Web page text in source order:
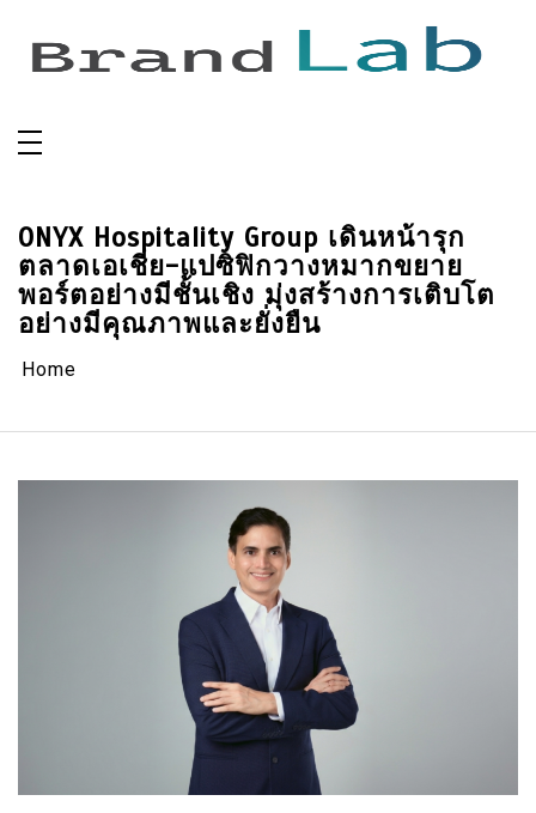
content
ONYX Hospitality Group เดินหน้ารุก
ตลาดเอเชีย-แปซิฟิกวางหมากขยาย
พอร์ตอย่างมีชั้นเชิง มุ่งสร้างการเติบโต
อย่างมีคุณภาพและยั่งยืน
Home